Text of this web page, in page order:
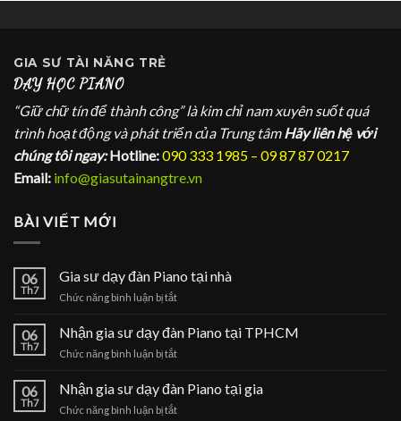
GIA SƯ TÀI NĂNG TRẺ
DẠY HỌC PIANO
“Giữ chữ tín để thành công” là kim chỉ nam xuyên suốt quá
trình hoạt động và phát triển của Trung tâm Hãy liên hệ với
chúng tôi ngay: Hotline:090 333 1985 – 09 87 87 0217
Email: info@giasutainangtre.vn
BÀI VIẾT MỚI
06
Th7
Gia sư dạy đàn Piano tại nhà
Chức năng bình luận bị tắtở
đàn
tại
06
Th7
Nhận gia sư dạy đàn Piano tại TPHCM
Chức năng bình luận bị tắtở
gia
dạy
06
Th7
Nhận gia sư dạy đàn Piano tại gia
Chức năng bình luận bị tắtở